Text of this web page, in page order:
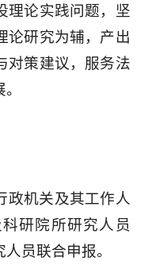
理论实践问题，坚
论研究为辅，产出
对策建议，服务法
政机关及其工作人
研院所研究人员
员联合申报。